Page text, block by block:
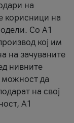
на
корисници на
Со A1
кој им
на зачуваните
нивните
можност да
на свој
А1